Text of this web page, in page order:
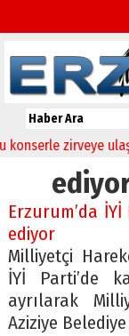
zirveye ulaştı
Erzurum’da
ediyor
Milliyetçi
İYİ Parti’de
ayrılarak
Aziziye